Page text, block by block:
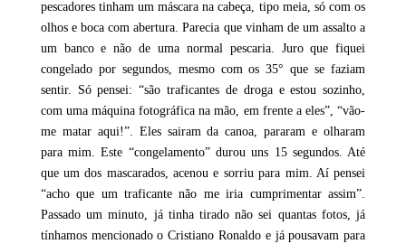
pescadores tinham um máscara na cabeça, tipo meia, só com os
olhos e boca com abertura. Parecia que vinham de um assalto a
um banco e não de uma normal pescaria. Juro que fiquei
congelado por segundos, mesmo com os 35° que se faziam
sentir. Só pensei: “são traficantes de droga e estou sozinho,
com uma máquina fotográfica na mão, em frente a eles”, “vão-
me matar aqui!”. Eles sairam da canoa, pararam e olharam
para mim. Este “congelamento” durou uns 15 segundos. Até
que um dos mascarados, acenou e sorriu para mim. Aí pensei
“acho que um traficante não me iria cumprimentar assim”.
Passado um minuto, já tinha tirado não sei quantas fotos, já
tínhamos mencionado o Cristiano Ronaldo e já pousavam para